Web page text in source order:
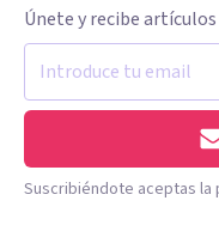
Únete y recibe
Suscribiéndote aceptas la